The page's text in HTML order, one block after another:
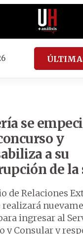
se
y
a su
de la
de Relaciones
ingresar al
y Consular y